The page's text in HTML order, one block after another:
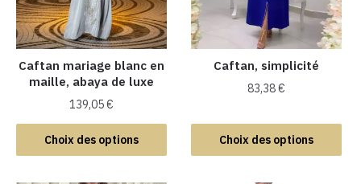
Caftan mariage blanc en
maille, abaya de luxe
139,05€
Choix des options
Ce
produit
Caftan, simplicité
83,38€
Choix des options
produit
a